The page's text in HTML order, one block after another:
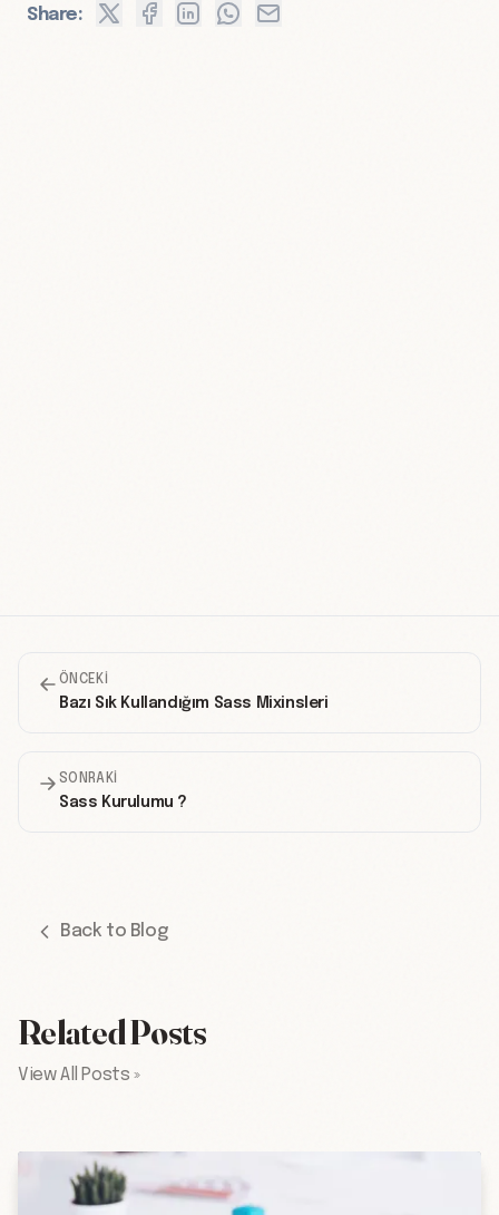
Share:
ÖNCEKI
Bazı Sık Kullandığım Sass Mixinsleri
SONRAKI
Sass Kurulumu ?
Back to Blog
Related Posts
View All Posts »